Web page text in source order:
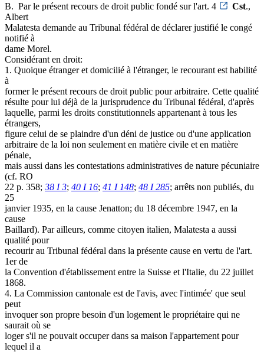
B. ­ Par le présent recours de droit public fondé sur l'art. 4
Cst.,
Albert
Malatesta demande au Tribunal fédéral de déclarer justifié le congé
notifié à
dame Morel.
Considérant en droit:
1. Quoique étranger et domicilié à l'étranger, le recourant est habilité
à
former le présent recours de droit public pour arbitraire. Cette qualité
résulte pour lui déjà de la jurisprudence du Tribunal fédéral, d'après
laquelle, parmi les droits constitutionnels appartenant à tous les
étrangers,
figure celui de se plaindre d'un déni de justice ou d'une application
arbitraire de la loi non seulement en matière civile et en matière
pénale,
mais aussi dans les contestations administratives de nature pécuniaire
(cf. RO
22 p. 358; 38 I 3; 40 I 16; 41 I 148; 48 I 285; arrêts non publiés, du
25
janvier 1935, en la cause Jenatton; du 18 décembre 1947, en la
cause
Baillard). Par ailleurs, comme citoyen italien, Malatesta a aussi
qualité pour
recourir au Tribunal fédéral dans la présente cause en vertu de l'art.
1er de
la Convention d'établissement entre la Suisse et l'Italie, du 22 juillet
1868.
4. La Commission cantonale est de l'avis, avec l'intimée' que seul
peut
invoquer son propre besoin d'un logement le propriétaire qui ne
saurait où se
loger s'il ne pouvait occuper dans sa maison l'appartement pour
lequel il a